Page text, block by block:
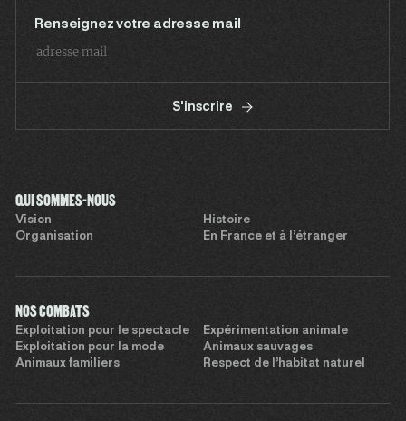
Renseignez votre adresse mail
S'inscrire
QUI SOMMES-NOUS
Vision
Histoire
Organisation
En France et à l’étranger
NOS COMBATS
Exploitation pour le spectacle
Expérimentation animale
Exploitation pour la mode
Animaux sauvages
Animaux familiers
Respect de l’habitat naturel